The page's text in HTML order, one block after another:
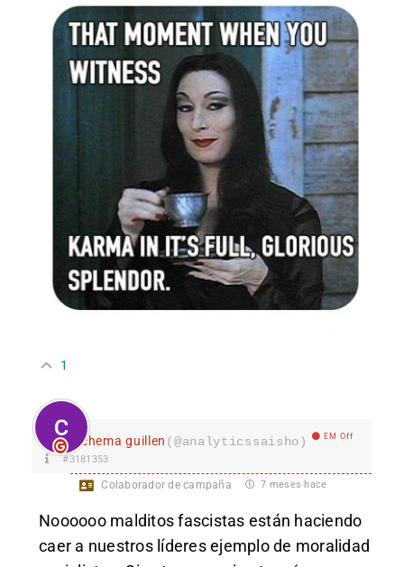
1
chema guillen (@analyticssaisho) EM Off
#3181353
Colaborador de campaña 7 meses hace
Noooooo malditos fascistas están haciendo
caer a nuestros líderes ejemplo de moralidad